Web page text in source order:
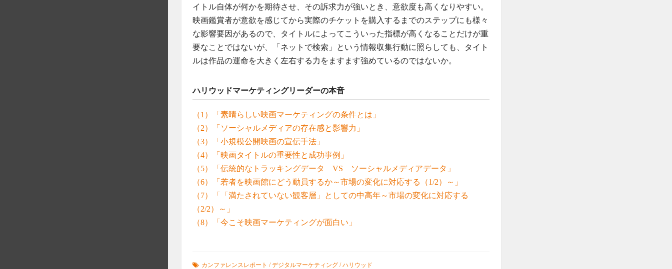
イトル自体が何かを期待させ、その訴求力が強いとき、意欲度も高くなりやすい。
映画鑑賞者が意欲を感じてから実際のチケットを購入するまでのステップにも様々
な影響要因があるので、タイトルによってこういった指標が高くなることだけが重
要なことではないが、「ネットで検索」という情報収集行動に照らしても、タイト
ルは作品の運命を大きく左右する力をますます強めているのではないか。
ハリウッドマーケティングリーダーの本音
（1）「素晴らしい映画マーケティングの条件とは」
（2）「ソーシャルメディアの存在感と影響力」
（3）「小規模公開映画の宣伝手法」
（4）「映画タイトルの重要性と成功事例」
（5）「伝統的なトラッキングデータ VS ソーシャルメディアデータ」
（6）「若者を映画館にどう動員するか～市場の変化に対応する（1/2）～」
（7）「「満たされていない観客層」としての中高年～市場の変化に対応する
（2/2）～」
（8）「今こそ映画マーケティングが面白い」
カンファレンスレポート /デジタルマーケティング /ハリウッド